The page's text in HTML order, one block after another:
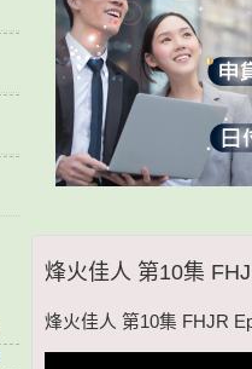
烽火佳人 第10集
烽火佳人 第10集 FHJR